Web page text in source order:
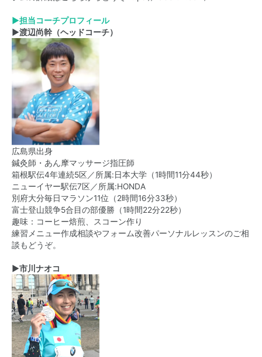
▶担当コーチプロフィール
▶渡辺尚幹（ヘッドコーチ）
広島県出身
鍼灸師・あん摩マッサージ指圧師
箱根駅伝4年連続5区／所属:日本大学（1時間11分44秒）
ニューイヤー駅伝7区／所属:HONDA
別府大分毎日マラソン11位（2時間16分33秒）
富士登山競争5合目の部優勝（1時間22分22秒）
趣味：コーヒー焙煎、スコーン作り
練習メニュー作成相談やフォーム改善パーソナルレッスンのご相
談もどうぞ。
▶市川ナオコ